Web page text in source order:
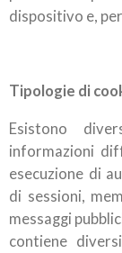
dispositivo e,
Tipologie di
Esistono
informazioni
esecuzione di
di sessioni,
messaggi
contiene